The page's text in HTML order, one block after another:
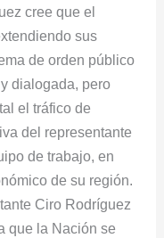
cree que el
sus
de orden público
dialogada, pero
el tráfico de
del representante
de trabajo, en
de su región.
Ciro Rodríguez
que la Nación se